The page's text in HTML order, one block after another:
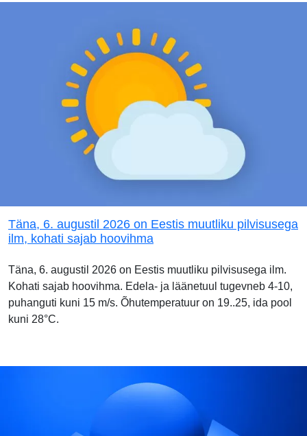
Täna, 6. augustil 2026 on Eestis muutliku pilvisusega
ilm, kohati sajab hoovihma
Täna, 6. augustil 2026 on Eestis muutliku pilvisusega ilm.
Kohati sajab hoovihma. Edela- ja läänetuul tugevneb 4-10,
puhanguti kuni 15 m/s. Õhutemperatuur on 19..25, ida pool
kuni 28°C.